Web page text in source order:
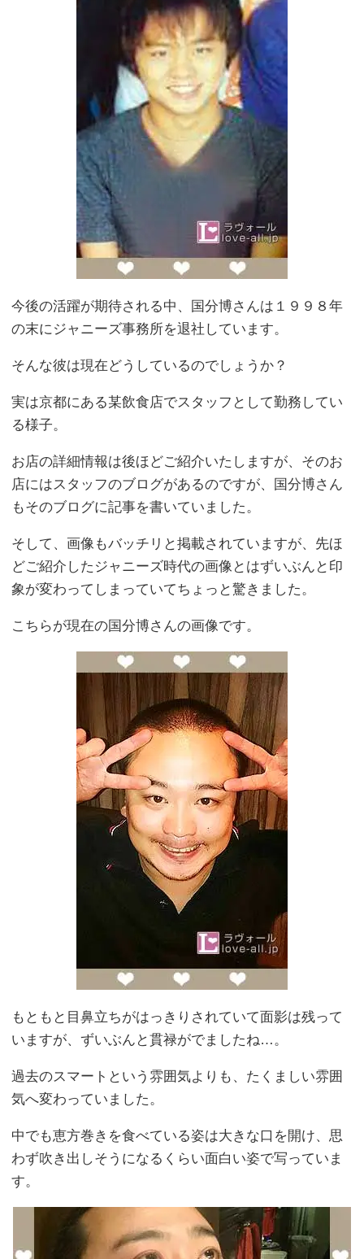
今後の活躍が期待される中、国分博さんは１９９８年
の末にジャニーズ事務所を退社しています。
そんな彼は現在どうしているのでしょうか？
実は京都にある某飲食店でスタッフとして勤務してい
る様子。
お店の詳細情報は後ほどご紹介いたしますが、そのお
店にはスタッフのブログがあるのですが、国分博さん
もそのブログに記事を書いていました。
そして、画像もバッチリと掲載されていますが、先ほ
どご紹介したジャニーズ時代の画像とはずいぶんと印
象が変わってしまっていてちょっと驚きました。
こちらが現在の国分博さんの画像です。
もともと目鼻立ちがはっきりされていて面影は残って
いますが、ずいぶんと貫禄がでましたね…。
過去のスマートという雰囲気よりも、たくましい雰囲
気へ変わっていました。
中でも恵方巻きを食べている姿は大きな口を開け、思
わず吹き出しそうになるくらい面白い姿で写っていま
す。